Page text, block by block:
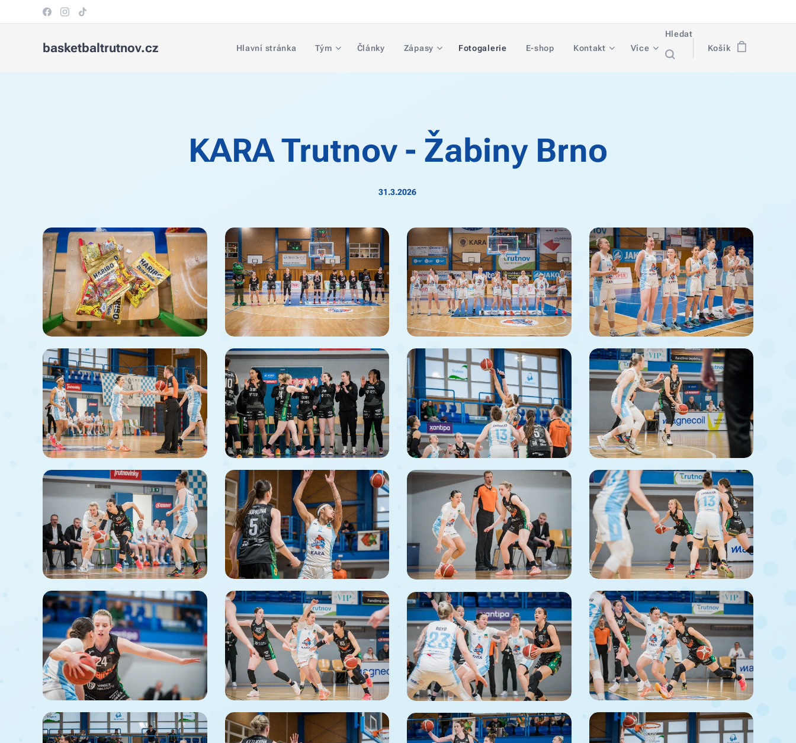
basketbaltrutnov.cz Hlavní stránka Tým Články Zápasy Fotogalerie E-shop Kontakt Více
Hledat
Košík
KARA Trutnov - Žabiny Brno
31.3.2026